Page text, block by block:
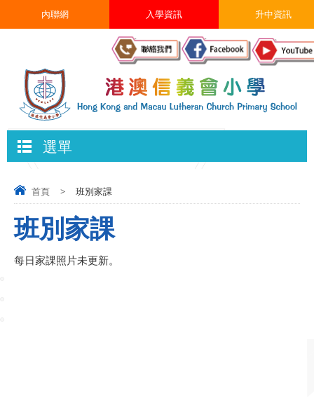
升中資訊
入學資訊
內聯網
選單
首頁 > 班別家課
班別家課
每日家課照片未更新。